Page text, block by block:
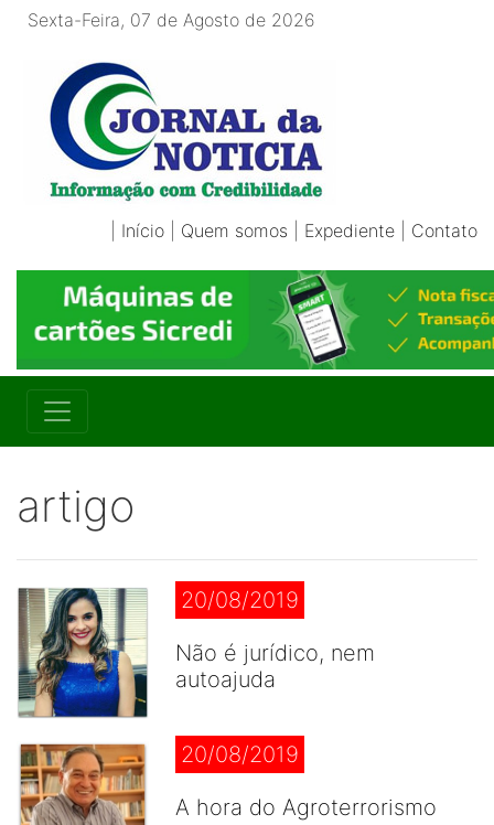
Sexta-Feira, 07 de Agosto de 2026
Início Quem somos Expediente Contato
artigo
20/08/2019
Não é jurídico, nem
autoajuda
20/08/2019
A hora do Agroterrorismo